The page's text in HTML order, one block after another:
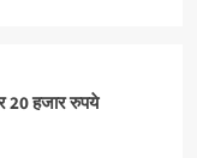
20 हजार रुपये